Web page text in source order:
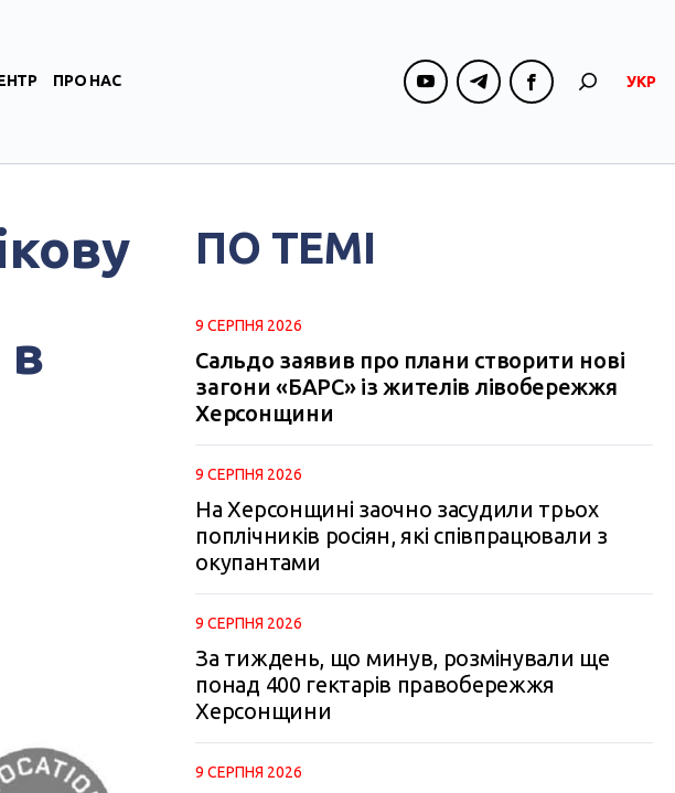
ПРО НАС УКР
в
ПО ТЕМІ
9 СЕРПНЯ 2026
Сальдо заявив про плани створити нові
загони «БАРС» із жителів лівобережжя
Херсонщини
9 СЕРПНЯ 2026
На Херсонщині заочно засудили трьох
поплічників росіян, які співпрацювали з
окупантами
9 СЕРПНЯ 2026
За тиждень, що минув, розмінували ще
понад 400 гектарів правобережжя
Херсонщини
9 СЕРПНЯ 2026